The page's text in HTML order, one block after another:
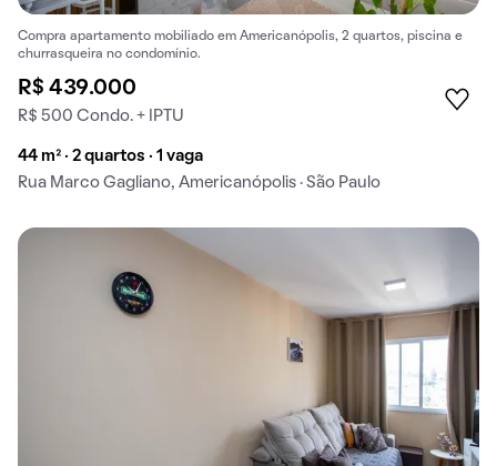
Compra apartamento mobiliado em Americanópolis, 2 quartos, piscina e
churrasqueira no condomínio.
R$ 439.000
R$ 500 Condo. + IPTU
44 m² · 2 quartos · 1 vaga
Rua Marco Gagliano, Americanópolis · São Paulo